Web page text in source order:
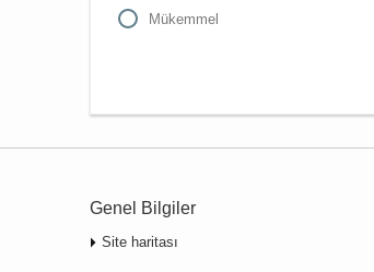
Mükemmel
Genel Bilgiler
Site haritası